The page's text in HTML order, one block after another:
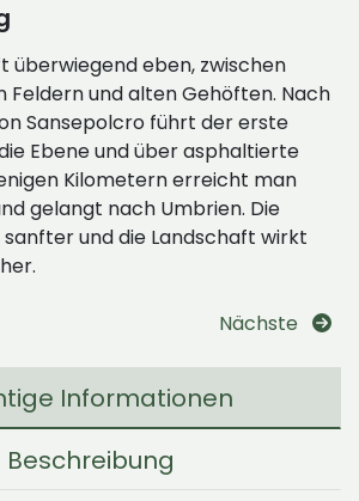
überwiegend eben, zwischen
und alten Gehöften. Nach
Sansepolcro führt der erste
Ebene und über asphaltierte
Kilometern erreicht man
gelangt nach Umbrien. Die
und die Landschaft wirkt
Nächste
Informationen
Beschreibung